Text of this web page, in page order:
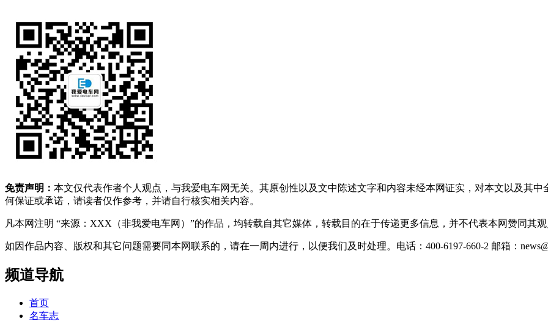
免责声明： 本文仅代表作者个人观点，与我爱电车网无关。其原创性以及文中陈述文字和内容未经本网证实，对本文以及其
何保证或承诺，请读者仅作参考，并请自行核实相关内容。
凡本网注明 “来源：XXX（非我爱电车网）”的作品，均转载自其它媒体，转载目的在于传递更多信息，并不代表本网赞同其观
如因作品内容、版权和其它问题需要同本网联系的，请在一周内进行，以便我们及时处理。电话：400-6197-660-2 邮箱：
频道导航
首页
名车志